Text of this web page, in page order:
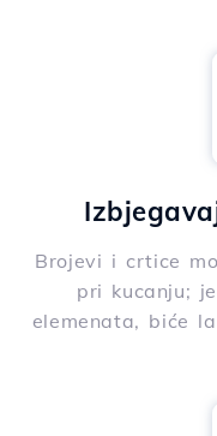
Brojevi i crtice
pri kucanju;
elemenata, biće